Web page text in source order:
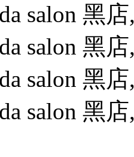
salon 黑
salon 黑
salon 黑
salon 黑